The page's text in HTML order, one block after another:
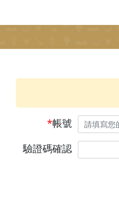
*帳號
驗證碼確認